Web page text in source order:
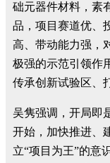
础元器件材料，素
品，项目赛道优、
高、带动能力强，
极强的示范引领作
传承创新试验区、
吴隽强调，开局即
开始，加快推进、
立“项目为王”的意